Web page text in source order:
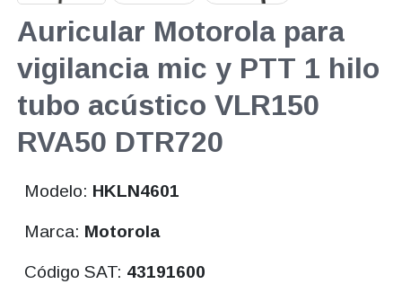
Auricular Motorola para
vigilancia mic y PTT 1 hilo
tubo acústico VLR150
RVA50 DTR720
Modelo: HKLN4601
Marca: Motorola
Código SAT: 43191600